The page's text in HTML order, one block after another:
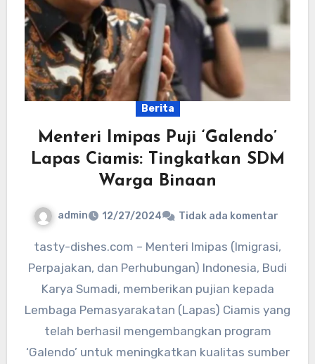
Berita
Menteri Imipas Puji ‘Galendo’
Lapas Ciamis: Tingkatkan SDM
Warga Binaan
admin 12/27/2024 Tidak ada komentar
tasty-dishes.com – Menteri Imipas (Imigrasi,
Perpajakan, dan Perhubungan) Indonesia, Budi
Karya Sumadi, memberikan pujian kepada
Lembaga Pemasyarakatan (Lapas) Ciamis yang
telah berhasil mengembangkan program
‘Galendo’ untuk meningkatkan kualitas sumber